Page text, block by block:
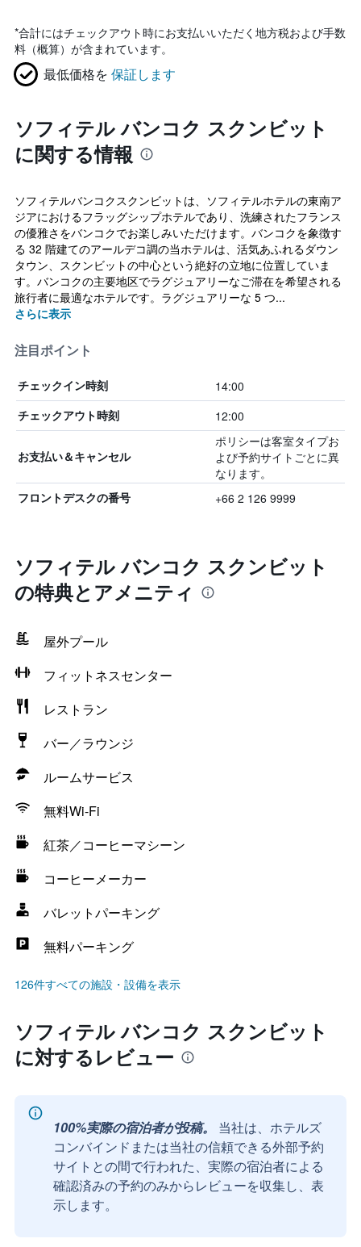
*合計にはチェックアウト時にお支払いいただく地方税および手数
料（概算）が含まれています。
最低価格を 保証します
ソフィテル バンコク スクンビット
に関する情報
ソフィテルバンコクスクンビットは、ソフィテルホテルの東南ア
ジアにおけるフラッグシップホテルであり、洗練されたフランス
の優雅さをバンコクでお楽しみいただけます。バンコクを象徴す
る 32 階建てのアールデコ調の当ホテルは、活気あふれるダウン
タウン、スクンビットの中心という絶好の立地に位置していま
す。バンコクの主要地区でラグジュアリーなご滞在を希望される
旅行者に最適なホテルです。ラグジュアリーな 5 つ...
さらに表示
注目ポイント
チェックイン時刻 14:00
チェックアウト時刻 12:00
お支払い＆キャンセル
ポリシーは客室タイプお
よび予約サイトごとに異
なります。
フロントデスクの番号 +66 2 126 9999
ソフィテル バンコク スクンビット
の特典とアメニティ
屋外プール
フィットネスセンター
レストラン
バー／ラウンジ
ルームサービス
無料Wi-Fi
紅茶／コーヒーマシーン
コーヒーメーカー
バレットパーキング
無料パーキング
126件すべての施設・設備を表示
ソフィテル バンコク スクンビット
に対するレビュー
100%実際の宿泊者が投稿。
当社は、ホテルズ
コンバインドまたは当社の信頼できる外部予約
サイトとの間で行われた、実際の宿泊者による
確認済みの予約のみからレビューを収集し、表
示します。